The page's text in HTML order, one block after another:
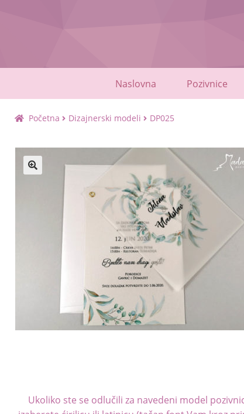
Naslovna Pozivnice
Početna Dizajnerski modeli DP025
Ukoliko ste se odlučili za navedeni model